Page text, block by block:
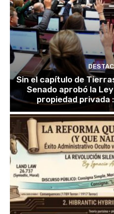
Sin el capítulo de
Senado aprobó la
propiedad privada